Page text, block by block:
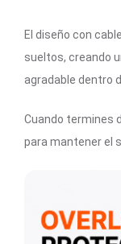
El diseño con
sueltos, creando
agradable dentro
Cuando termines
para mantener el